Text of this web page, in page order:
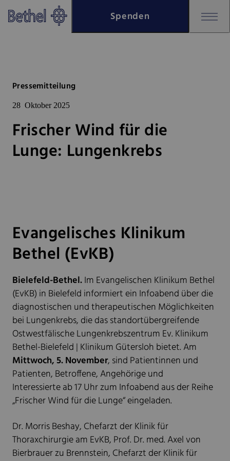
Zum Hauptinhalt springen
Zur Fußzeile springen
Spenden
Pressemitteilung
28 Oktober 2025
Frischer Wind für die
Lunge: Lungenkrebs
Evangelisches Klinikum
Bethel (EvKB)
Bielefeld-Bethel.Im Evangelischen Klinikum Bethel
(EvKB) in Bielefeld informiert ein Infoabend über die
diagnostischen und therapeutischen Möglichkeiten
bei Lungenkrebs, die das standortübergreifende
Ostwestfälische Lungenkrebszentrum Ev. Klinikum
Bethel-Bielefeld | Klinikum Gütersloh bietet. Am
Mittwoch, 5. November, sind Patientinnen und
Patienten, Betroffene, Angehörige und
Interessierte ab 17 Uhr zum Infoabend aus der Reihe
„Frischer Wind für die Lunge“ eingeladen.
Dr. Morris Beshay, Chefarzt der Klinik für
Thoraxchirurgie am EvKB, Prof. Dr. med. Axel von
Bierbrauer zu Brennstein, Chefarzt der Klinik für